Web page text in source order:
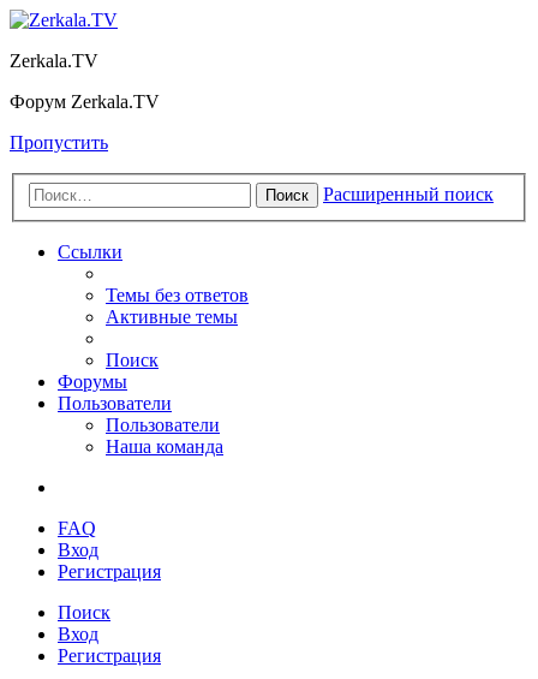
Zerkala.TV
Форум Zerkala.TV
Пропустить
Поиск Расширенный поиск
Ссылки
Темы без ответов
Активные темы
Поиск
Форумы
Пользователи
Пользователи
Наша команда
FAQ
Вход
Регистрация
Поиск
Вход
Регистрация